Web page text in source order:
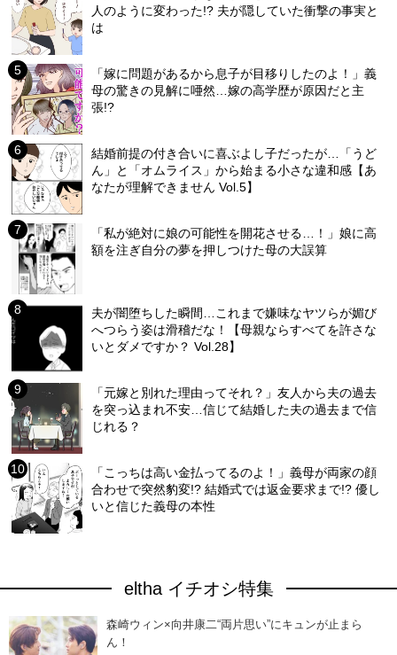
人のように変わった!? 夫が隠していた衝撃の事実と
は
「嫁に問題があるから息子が目移りしたのよ！」義
母の驚きの見解に唖然…嫁の高学歴が原因だと主
張!?
結婚前提の付き合いに喜ぶよし子だったが…「うど
ん」と「オムライス」から始まる小さな違和感【あ
なたが理解できません Vol.5】
「私が絶対に娘の可能性を開花させる…！」娘に高
額を注ぎ自分の夢を押しつけた母の大誤算
夫が闇堕ちした瞬間…これまで嫌味なヤツらが媚び
へつらう姿は滑稽だな！【母親ならすべてを許さな
いとダメですか？ Vol.28】
「元嫁と別れた理由ってそれ？」友人から夫の過去
を突っ込まれ不安…信じて結婚した夫の過去まで信
じれる？
「こっちは高い金払ってるのよ！」義母が両家の顔
合わせで突然豹変!? 結婚式では返金要求まで!? 優し
いと信じた義母の本性
eltha イチオシ特集
森崎ウィン×向井康二“両片思い”にキュンが止まら
ん！